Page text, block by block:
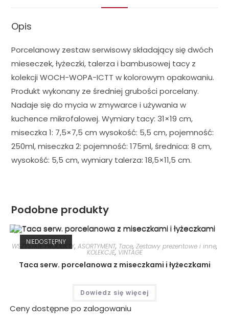
Opis
Porcelanowy zestaw serwisowy składający się dwóch
mieseczek, łyżeczki, talerza i bambusowej tacy z
kolekcji WOCH-WOPA-ICTT w kolorowym opakowaniu.
Produkt wykonany ze średniej grubości porcelany.
Nadaje się do mycia w zmywarce i używania w
kuchence mikrofalowej. Wymiary tacy: 31×19 cm,
miseczka 1: 7,5×7,5 cm wysokość: 5,5 cm, pojemność:
250ml, miseczka 2: pojemność: 175ml, średnica: 8 cm,
wysokość: 5,5 cm, wymiary talerza: 18,5×11,5 cm.
Podobne produkty
NIEDOSTĘPNY
WSZYSTKIE PRODUKTY, ASORTYMENT, Tace, Zestawy prezentowe i inne,
KOLEKCJE, VINTAGE
Taca serw. porcelanowa z miseczkami i łyżeczkami
Dowiedz się więcej
Ceny dostępne po zalogowaniu